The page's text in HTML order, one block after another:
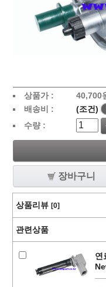
상품가 : 40,700
배송비 :
(조건)
수량 :
장바구니
상품리뷰 [0]
관련상품
연